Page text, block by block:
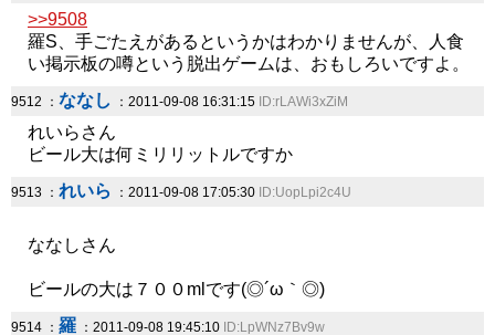
>>9508
羅S、手ごたえがあるというかはわかりませんが、人食
い掲示板の噂という脱出ゲームは、おもしろいですよ。
9512 ： ななし ：2011-09-08 16:31:15 ID:rLAWi3xZiM
れいらさん
ビール大は何ミリリットルですか
9513 ： れいら ：2011-09-08 17:05:30 ID:UopLpi2c4U
ななしさん
ビールの大は７００mlです(◎´ω｀◎)
9514 ： 羅 ：2011-09-08 19:45:10 ID:LpWNz7Bv9w